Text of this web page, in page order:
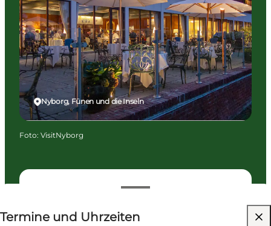
Termine und Uhrzeiten
Termine und Uhrzeiten
Kinder, Freunde, Mein Partner, Mir selbst
Nyborg, Fünen und die Inseln
Foto: VisitNyborg